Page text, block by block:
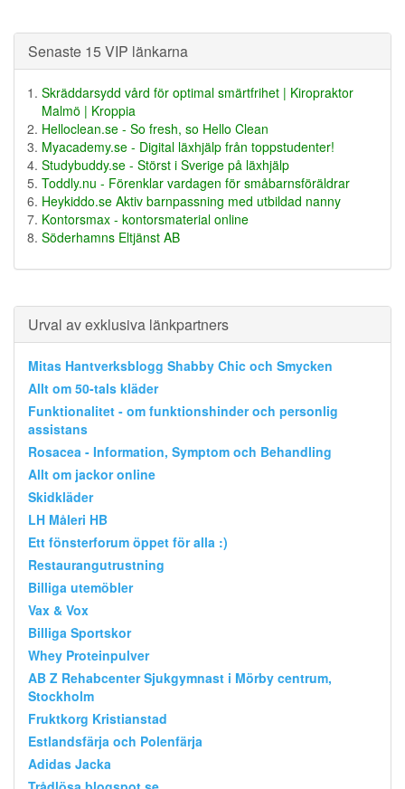
Senaste 15 VIP länkarna
Skräddarsydd vård för optimal smärtfrihet | Kiropraktor
Malmö | Kroppia
Helloclean.se - So fresh, so Hello Clean
Myacademy.se - Digital läxhjälp från toppstudenter!
Studybuddy.se - Störst i Sverige på läxhjälp
Toddly.nu - Förenklar vardagen för småbarnsföräldrar
Heykiddo.se Aktiv barnpassning med utbildad nanny
Kontorsmax - kontorsmaterial online
Söderhamns Eltjänst AB
Urval av exklusiva länkpartners
Mitas Hantverksblogg Shabby Chic och Smycken
Allt om 50-tals kläder
Funktionalitet - om funktionshinder och personlig
assistans
Rosacea - Information, Symptom och Behandling
Allt om jackor online
Skidkläder
LH Måleri HB
Ett fönsterforum öppet för alla :)
Restaurangutrustning
Billiga utemöbler
Vax & Vox
Billiga Sportskor
Whey Proteinpulver
AB Z Rehabcenter Sjukgymnast i Mörby centrum,
Stockholm
Fruktkorg Kristianstad
Estlandsfärja och Polenfärja
Adidas Jacka